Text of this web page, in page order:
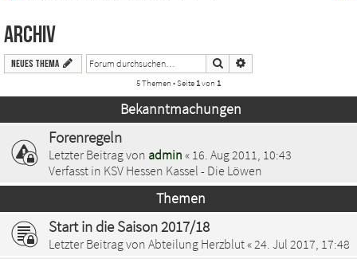
Archiv
Neues Thema Suche
5 Themen • Seite 1von 1
Bekanntmachungen
Forenregeln
Letzter Beitrag von admin « 16. Aug 2011, 10:43
Verfasst in KSV Hessen Kassel - Die Löwen
Themen
Start in die Saison 2017/18
Letzter Beitrag von Abteilung Herzblut« 24. Jul 2017, 17:48